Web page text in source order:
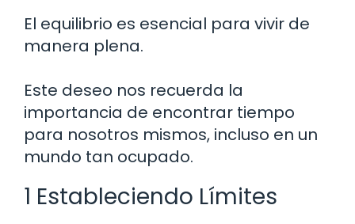
El equilibrio es esencial para vivir de
manera plena.
Este deseo nos recuerda la
importancia de encontrar tiempo
para nosotros mismos, incluso en un
mundo tan ocupado.
1 Estableciendo Límites